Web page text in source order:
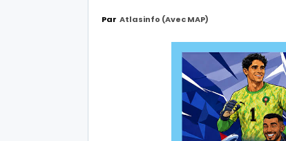
Par Atlasinfo (avec MAP)